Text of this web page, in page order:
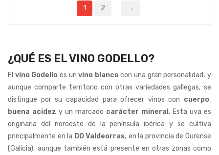
1 2 →
¿QUÉ ES EL VINO GODELLO?
El vino Godello es unvino blancocon una gran personalidad, y
aunque comparte territorio con otras variedades gallegas, se
distingue por su capacidad para ofrecer vinos con cuerpo,
buena acidez y un marcado carácter mineral . Esta uva es
originaria del noroeste de la península ibérica y se cultiva
principalmente en la DO Valdeorras, en la provincia de Ourense
(Galicia), aunque también está presente en otras zonas como